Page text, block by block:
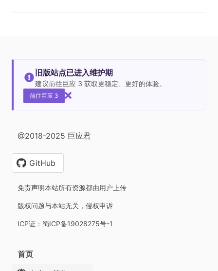
旧版站点已进入维护期
建议前往巨应 3 获取更稳定、更好的体验。
前往巨应 3
@2018-2025 巨应君
GitHub
免责声明本站所有资源都由用户上传
版权问题与本站无关，侵权申诉
ICP证：蜀ICP备19028275号-1
首页